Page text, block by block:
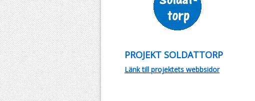
PROJEKT SOLDATTORP
Länk till projektets webbsidor